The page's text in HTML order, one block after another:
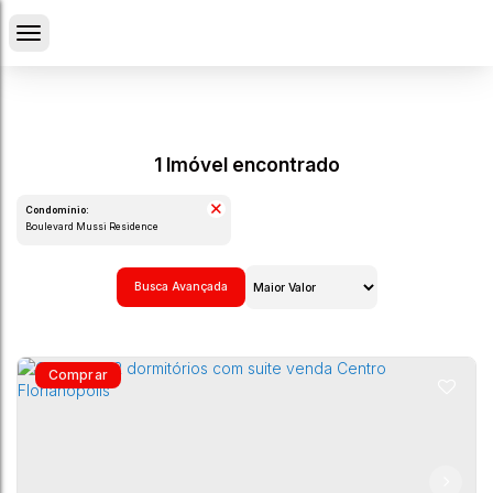
1 Imóvel encontrado
Condomínio:
Boulevard Mussi Residence
Busca Avançada